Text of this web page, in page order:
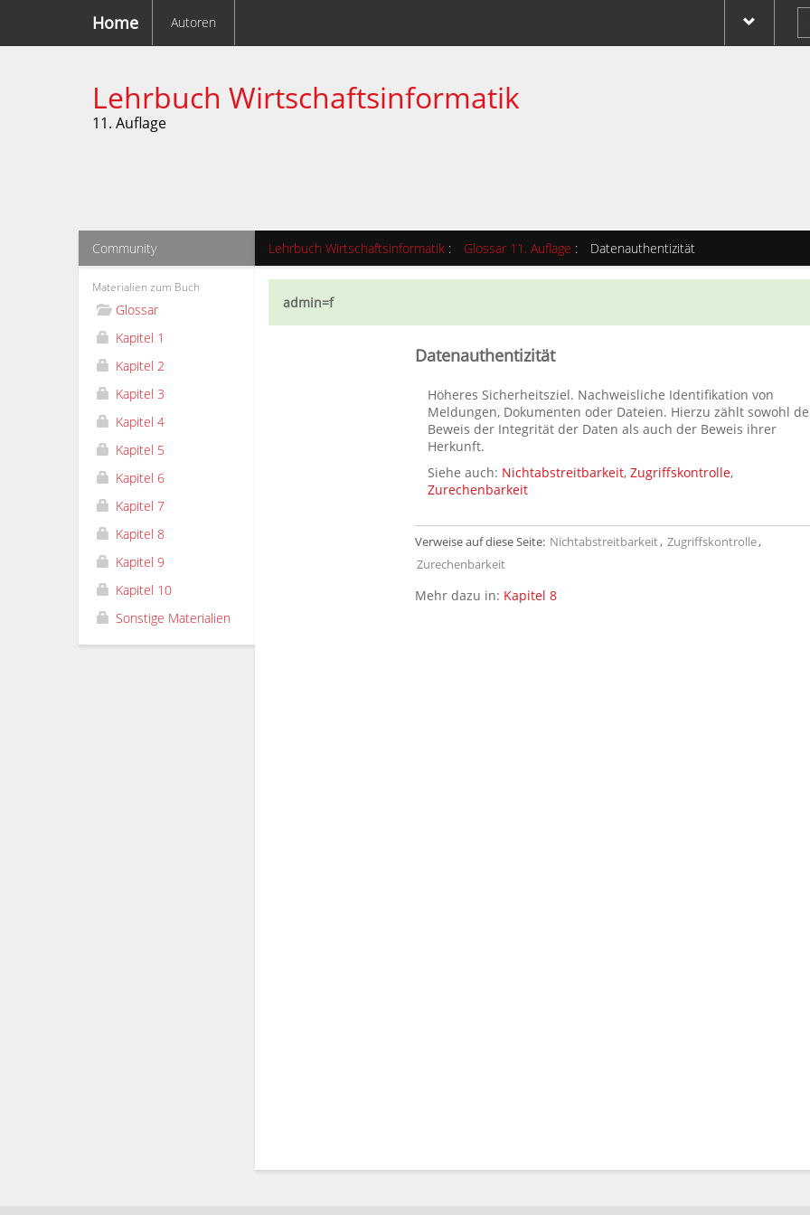
Home Autoren
Lehrbuch Wirtschaftsinformatik
11. Auflage
Community
Materialien zum Buch
Glossar
Kapitel 1
Kapitel 2
Kapitel 3
Kapitel 4
Kapitel 5
Kapitel 6
Kapitel 7
Kapitel 8
Kapitel 9
Kapitel 10
Sonstige Materialien
Lehrbuch Wirtschaftsinformatik : Glossar 11. Auflage : Datenauthentizität
admin=f
Datenauthentizität
Höheres Sicherheitsziel. Nachweisliche Identifikation von
Meldungen, Dokumenten oder Dateien. Hierzu zählt sowohl
Beweis der Integrität der Daten als auch der Beweis ihrer
Herkunft.
Siehe auch: Nichtabstreitbarkeit,Zugriffskontrolle,
Zurechenbarkeit
Verweise auf diese Seite: Nichtabstreitbarkeit, Zugriffskontrolle,
Zurechenbarkeit
Mehr dazu in: Kapitel 8